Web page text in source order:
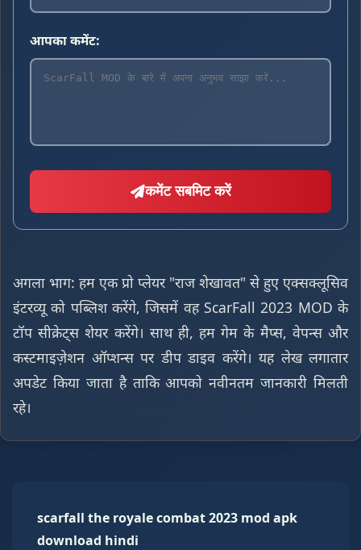
आपका कमेंट:
कमेंट सबमिट करें
अगला भाग: हम एक प्रो प्लेयर "राज शेखावत" से हुए एक्सक्लूसिव
इंटरव्यू को पब्लिश करेंगे, जिसमें वह ScarFall 2023 MOD के
टॉप सीक्रेट्स शेयर करेंगे। साथ ही, हम गेम के मैप्स, वेपन्स और
कस्टमाइज़ेशन ऑप्शन्स पर डीप डाइव करेंगे। यह लेख लगातार
अपडेट किया जाता है ताकि आपको नवीनतम जानकारी मिलती
रहे।
scarfall the royale combat 2023 mod apk
download hindi